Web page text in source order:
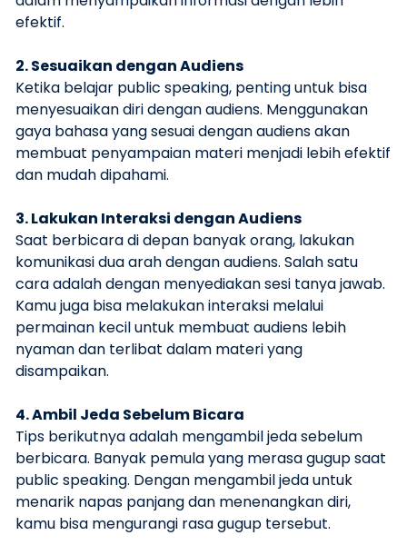
efektif.
2. Sesuaikan dengan Audiens
Ketika belajar public speaking, penting untuk bisa
menyesuaikan diri dengan audiens. Menggunakan
gaya bahasa yang sesuai dengan audiens akan
membuat penyampaian materi menjadi lebih efektif
dan mudah dipahami.
3. Lakukan Interaksi dengan Audiens
Saat berbicara di depan banyak orang, lakukan
komunikasi dua arah dengan audiens. Salah satu
cara adalah dengan menyediakan sesi tanya jawab.
Kamu juga bisa melakukan interaksi melalui
permainan kecil untuk membuat audiens lebih
nyaman dan terlibat dalam materi yang
disampaikan.
4. Ambil Jeda Sebelum Bicara
Tips berikutnya adalah mengambil jeda sebelum
berbicara. Banyak pemula yang merasa gugup saat
public speaking. Dengan mengambil jeda untuk
menarik napas panjang dan menenangkan diri,
kamu bisa mengurangi rasa gugup tersebut.